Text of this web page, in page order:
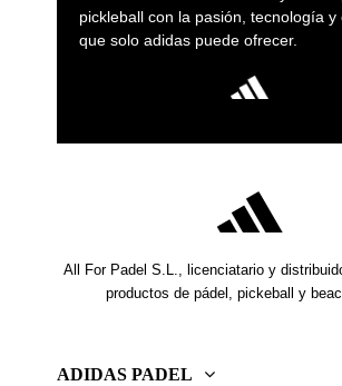
pickleball con la pasión, tecnología y
que solo adidas puede ofrecer.
All For Padel S.L., licenciatario y
productos de pádel, pickeball y
ADIDAS PADEL